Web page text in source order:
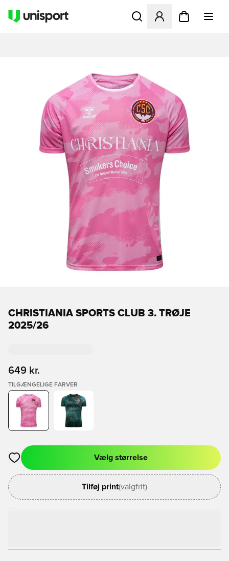
Åbner en Modal til at
CHRISTIANIA SPORTS CLUB 3. TRØJE
2025/26
649 kr.
TILGÆNGELIGE FARVER
Åbner en Modal til at logge ind eller tilmelde dig som medlem
Vælg størrelse
Tilføj print(valgfrit)